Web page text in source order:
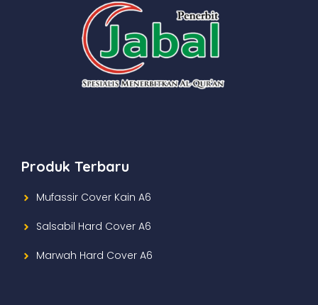
Produk Terbaru
Mufassir Cover Kain A6
Salsabil Hard Cover A6
Marwah Hard Cover A6